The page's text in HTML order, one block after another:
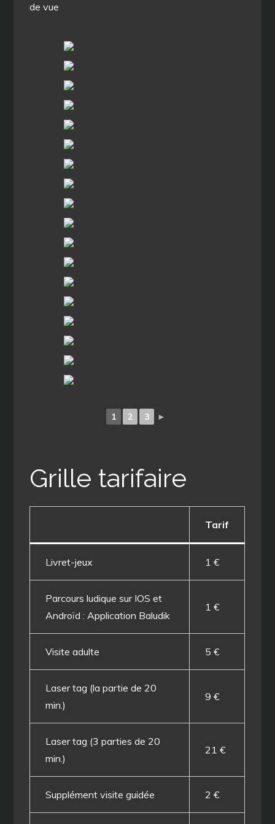
de vue
1 2 3 ►
Grille tarifaire
Tarif
Livret-jeux 1 €
Parcours ludique sur IOS et
Androïd : Application Baludik
1 €
Visite adulte 5 €
Laser tag (la partie de 20
min.)
9 €
Laser tag (3 parties de 20
min.)
21 €
Supplément visite guidée 2 €